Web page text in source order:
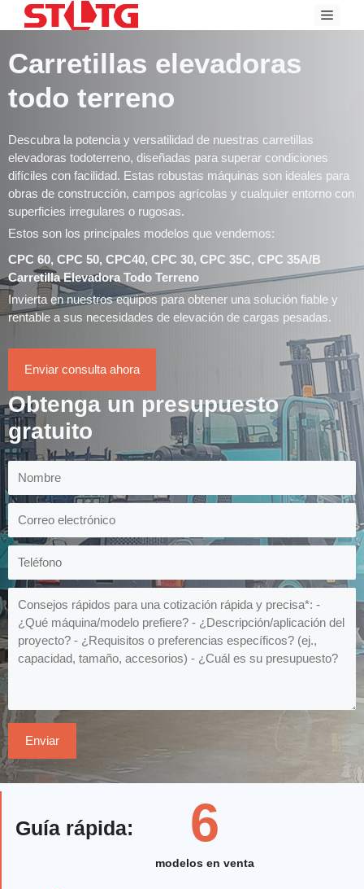
Menú
Carretillas elevadoras
todo terreno
Descubra la potencia y versatilidad de nuestras carretillas
elevadoras todoterreno, diseñadas para superar condiciones
difíciles con facilidad. Estas robustas máquinas son ideales para
obras de construcción, campos agrícolas y cualquier entorno con
superficies irregulares o rugosas.
Estos son los principales modelos que vendemos:
CPC 60, CPC 50, CPC40, CPC 30, CPC 35C, CPC 35A/B
Carretilla Elevadora Todo Terreno
Invierta en nuestros equipos para obtener una solución fiable y
rentable a sus necesidades de elevación de cargas pesadas.
Enviar consulta ahora
Obtenga un presupuesto
gratuito
Guía rápida: 6
modelos en venta